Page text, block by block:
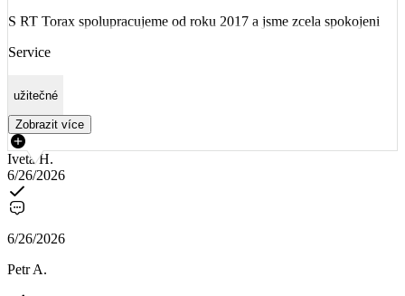
S RT Torax spolupracujeme od roku 2017 a jsme zcela spokojeni
Service
užitečné
Zobrazit více
Iveta H.
6/26/2026
6/26/2026
Petr A.